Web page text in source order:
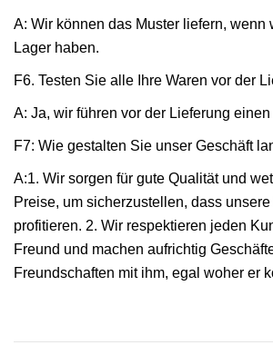
A: Wir können das Muster liefern, wenn
Lager haben.
F6. Testen Sie alle Ihre Waren vor der
A: Ja, wir führen vor der Lieferung
F7: Wie gestalten Sie unser Geschäft
A:1. Wir sorgen für gute Qualität und
Preise, um sicherzustellen, dass
profitieren. 2. Wir respektieren jeden
Freund und machen aufrichtig
Freundschaften mit ihm, egal woher er